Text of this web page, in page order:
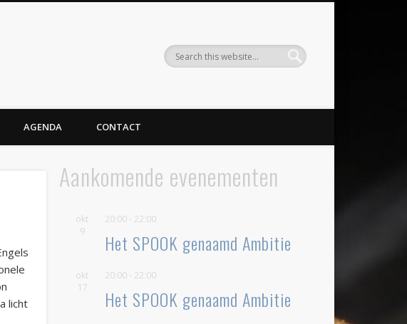
AGENDA CONTACT
licht
Aankomende evenementen
okt
9
20:00 - 22:00
Het SPOOK genaamd Ambitie
okt
17
20:00 - 22:00
Het SPOOK genaamd Ambitie